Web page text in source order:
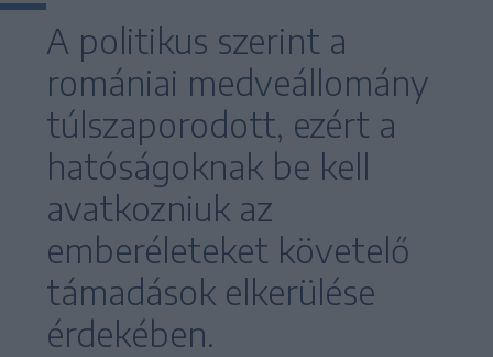
A politikus szerint a
romániai medveállomány
túlszaporodott, ezért a
hatóságoknak be kell
avatkozniuk az
emberéleteket követelő
támadások elkerülése
érdekében.